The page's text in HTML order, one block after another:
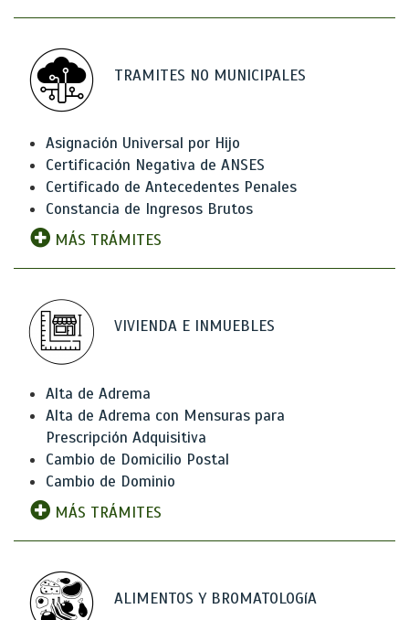
TRAMITES NO MUNICIPALES
Asignación Universal por Hijo
Certificación Negativa de ANSES
Certificado de Antecedentes Penales
Constancia de Ingresos Brutos
MÁS TRÁMITES
VIVIENDA E INMUEBLES
Alta de Adrema
Alta de Adrema con Mensuras para
Prescripción Adquisitiva
Cambio de Domicilio Postal
Cambio de Dominio
MÁS TRÁMITES
ALIMENTOS Y BROMATOLOGíA